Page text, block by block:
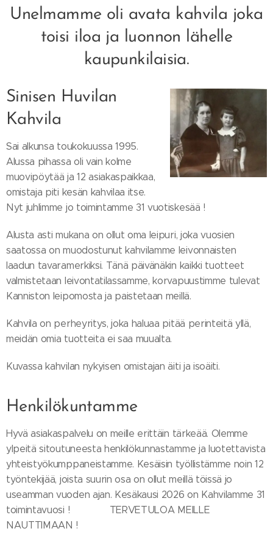
Unelmamme oli avata kahvila joka
toisi iloa ja luonnon lähelle
kaupunkilaisia.
Sinisen Huvilan
Kahvila
Sai alkunsa toukokuussa 1995.
Alussa pihassa oli vain kolme
muovipöytää ja 12 asiakaspaikkaa,
omistaja piti kesän kahvilaa itse.
Nyt juhlimme jo toimintamme 31 vuotiskesää !
Alusta asti mukana on ollut oma leipuri, joka vuosien
saatossa on muodostunut kahvilamme leivonnaisten
laadun tavaramerkiksi. Tänä päivänäkin kaikki tuotteet
valmistetaan leivontatilassamme, korvapuustimme tulevat
Kanniston leipomosta ja paistetaan meillä.
Kahvila on perheyritys, joka haluaa pitää perinteitä yllä,
meidän omia tuotteita ei saa muualta.
Kuvassa kahvilan nykyisen omistajan äiti ja isoäiti.
Henkilökuntamme
Hyvä asiakaspalvelu on meille erittäin tärkeää. Olemme
ylpeitä sitoutuneesta henkilökunnastamme ja luotettavista
yhteistyökumppaneistamme. Kesäisin työllistämme noin 12
työntekijää, joista suurin osa on ollut meillä töissä jo
useamman vuoden ajan. Kesäkausi 2026 on Kahvilamme 31
toimintavuosi ! TERVETULOA MEILLE
NAUTTIMAAN !